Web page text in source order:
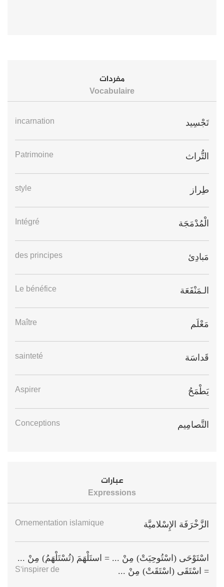
مفردات
Vocabulaire
تَجْسِيد incarnation
التُّراث Patrimoine
طِراز style
الْمُدْمَجَة Intégré
مَبادِئ des principes
الـمَنْفَعَة Le bénéfice
مَعْلَم Maître
قَداسَة sainteté
يَطْمَحُ Aspirer
التَّصامِيم Conceptions
عبارات
Expressions
الزَّخْرَفَة الإِسْلاميَّة Ornementation islamique
اسْتَوْحَى (اسْتُوحِيَتْ) مِنْ ... = استَلْهَمَ (تُسْتَلْهَمُ) مِنْ ...
= اسْتَقَى (اسْتَقَتْ) مِنْ ...
S’inspirer de